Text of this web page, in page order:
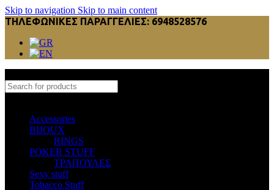
Skip to navigation Skip to main content
ΤΗΛΕΦΩΝΙΚΕΣ ΠΑΡΑΓΓΕΛΙΕΣ: 6948528576
Accessories
BIJOUX
RINGS
POKER STUFF
ΤΡΑΠΟΥΛΕΣ
Sexy stuff
Tobacco Stuff